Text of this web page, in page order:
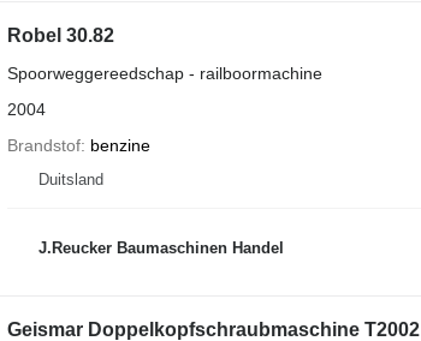
Robel 30.82
Spoorweggereedschap - railboormachine
2004
Brandstof benzine
Duitsland
J.Reucker Baumaschinen Handel
Geismar Doppelkopfschraubmaschine T2002